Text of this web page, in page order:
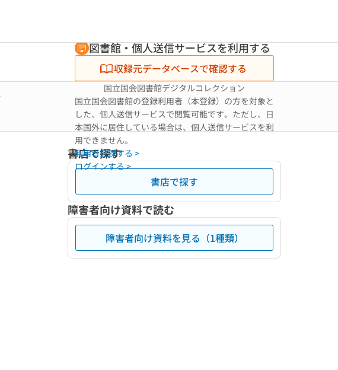
図書館・個人送信サービスを利用する
収録元データベースで確認する
国立国会図書館デジタルコレクション
国立国会図書館の登録利用者（本登録）の方を対象と
した、個人送信サービスで閲覧可能です。ただし、日
本国外に居住している場合は、個人送信サービスを利
用できません。
利用者登録する >
ログインする >
書店で探す
書店で探す
障害者向け資料で読む
障害者向け資料を見る（1種類）